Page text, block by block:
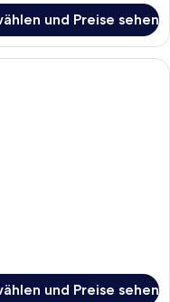
und Preise sehen
Hotelzimmer mit
und Preise sehen